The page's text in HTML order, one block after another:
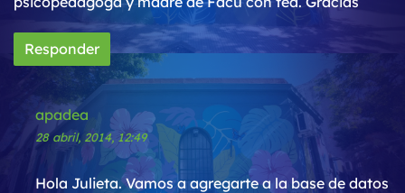
Responder
apadea
28 abril, 2014, 12:49
Hola Julieta. Vamos a agregarte a la base de datos